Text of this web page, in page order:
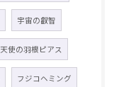
宇宙の叡智
天使の羽根ピアス
フジコヘミング